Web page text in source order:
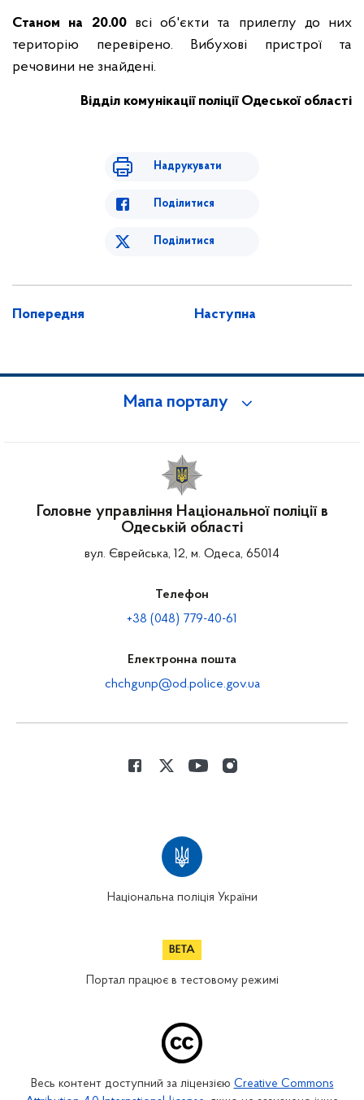
Станом на 20.00всі об'єкти та прилеглу до них
територію перевірено. Вибухові пристрої та
речовини не знайдені.
Відділ комунікації поліції Одеської області
Надрукувати
Поділитися
Поділитися
Попередня Наступна
Мапа порталу
Головне управління Національної поліції в
Одеській області
вул. Єврейська, 12, м. Одеса, 65014
Телефон
+38 (048) 779-40-61
Електронна пошта
chchgunp@od.police.gov.ua
Національна поліція України
Портал працює в тестовому режимі
Весь контент доступний за ліцензією Creative Commons